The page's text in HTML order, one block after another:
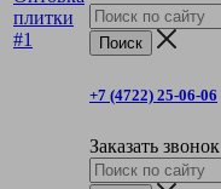
+7 (4722) 25-06-06
Заказать звонок